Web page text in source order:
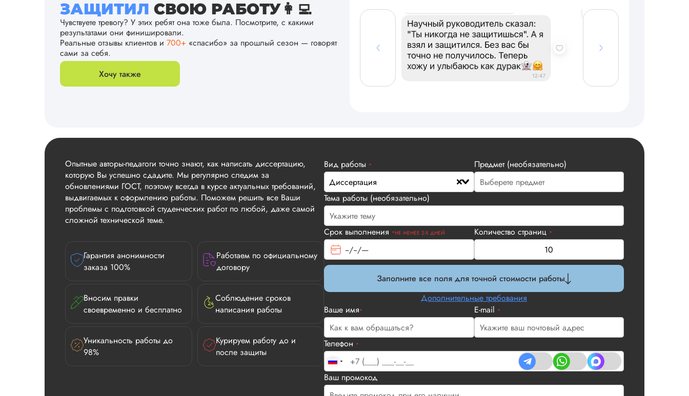
ЗАЩИТИЛ СВОЮ РАБОТУ👩‍💻
Чувствуете тревогу? У этих ребят она тоже была. Посмотрите, с какими
результатами они финишировали.
Реальные отзывы клиентов и 700+ «спасибо» за прошлый сезон — говорят
сами за себя.
Хочу также
Опытные авторы-педагоги точно знают, как написать диссертацию,
которую Вы успешно сдадите. Мы регулярно следим за
обновлениями ГОСТ, поэтому всегда в курсе актуальных требований,
выдвигаемых к оформлению работы. Поможем решить все Ваши
проблемы с подготовкой студенческих работ по любой, даже самой
сложной технической теме.
Гарантия анонимности
заказа 100%
Работаем по официальному
договору
Вносим правки
своевременно и бесплатно
Соблюдение сроков
написания работы
Уникальность работы до
98%
Курируем работу до и
после защиты
Вид работы *
Диссертация
Предмет (необязательно)
Тема работы (необязательно)
Срок выполнения *НЕ МЕНЕЕ 2-Х ДНЕЙ Количество страниц *
Заполните все поля для точной стоимости работы
Дополнительные требования
Ваше имя* E-mail *
Телефон *
Ваш промокод
Илья П.